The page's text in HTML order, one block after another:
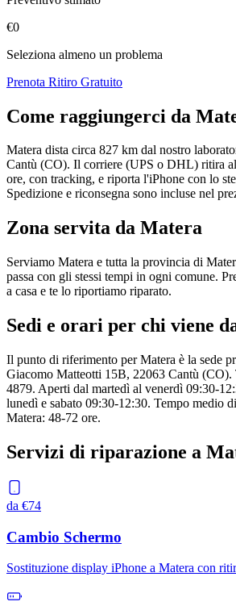
€0
Seleziona almeno un problema
Prenota Ritiro Gratuito
Come raggiungerci da
Matera dista circa 827 km dal nostro
Cantù (CO). Il corriere (UPS o DHL) ritira
ore, con tracking, e riporta l'iPhone con lo
Spedizione e riconsegna sono incluse nel
Zona servita da Matera
Serviamo Matera e tutta la provincia di
passa con gli stessi tempi in ogni comune.
a casa e te lo riportiamo riparato.
Sedi e orari per chi viene
Il punto di riferimento per Matera è la sede
Giacomo Matteotti 15B, 22063 Cantù (CO).
4879. Aperti dal martedì al venerdì 09:30-
lunedì e sabato 09:30-12:30. Tempo medio
Matera: 48-72 ore.
Servizi di riparazione a
da €74
Cambio Schermo
Sostituzione display iPhone a Matera con